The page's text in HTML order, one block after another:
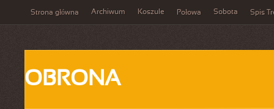
Strona główna Archiwum Koszule Połowa Sobota Spis
OBRONA